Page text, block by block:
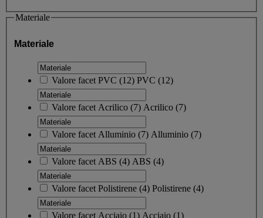
Materiale
Materiale
Valore facet PVC (12) PVC (12)
Valore facet Acrilico (7) Acrilico (7)
Valore facet Alluminio (7) Alluminio (7)
Valore facet ABS (4) ABS (4)
Valore facet Polistirene (4) Polistirene (4)
Valore facet Acciaio (1) Acciaio (1)